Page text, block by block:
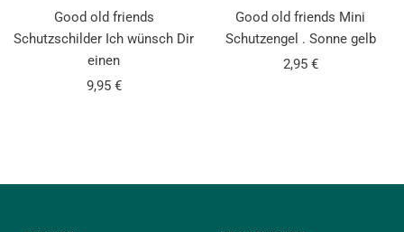
Good old friends
Schutzschilder Ich wünsch Dir
einen
Angebotspreis
9,95 €
Good old friends Mini
Schutzengel . Sonne gelb
Angebotspreis
2,95 €